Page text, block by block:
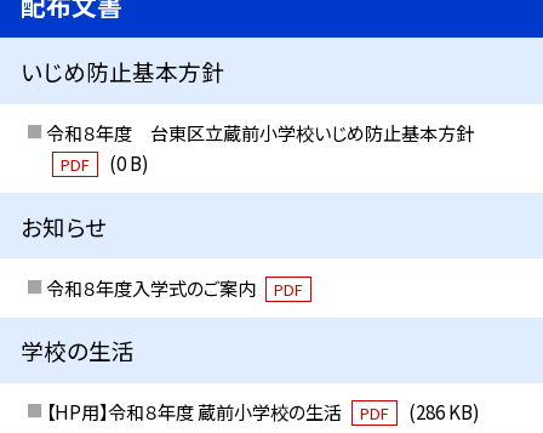
いじめ防止基本方針
令和８年度 台東区立蔵前小学校いじめ防止基本方針
PDF (0 B)
お知らせ
令和８年度入学式のご案内 PDF
学校の生活
【HP用】令和８年度 蔵前小学校の生活 PDF (286 KB)